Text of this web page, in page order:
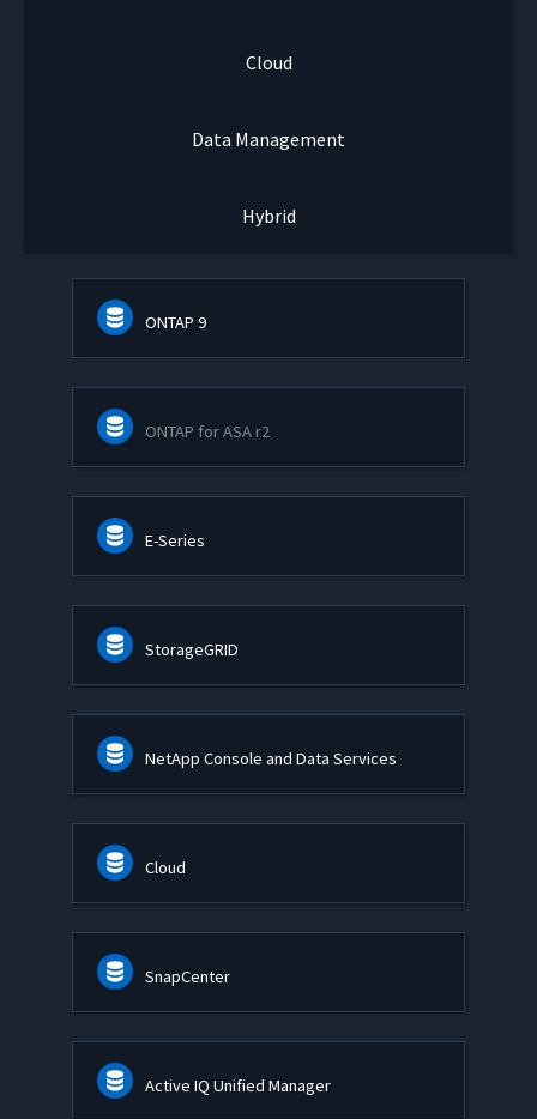
Cloud
Data Management
Hybrid
ONTAP 9
ONTAP for ASA r2
E-Series
StorageGRID
NetApp Console and Data Services
Cloud
SnapCenter
Active IQ Unified Manager